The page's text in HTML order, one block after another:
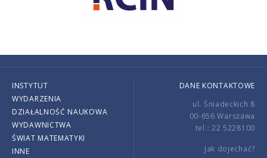
INSTYTUT
WYDARZENIA
DZIAŁALNOŚĆ NAUKOWA
WYDAWNICTWA
ŚWIAT MATEMATYKI
INNE
DANE KONTAKTOWE
ul. Śniadeckich 8
00-656 Warszawa
tel.: 22 5228100
Jak dojechać?